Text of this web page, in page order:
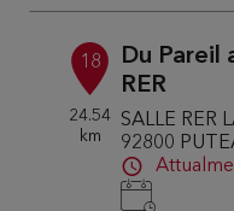
18
24.54
km
Du Pareil
RER
SALLE RER
92800